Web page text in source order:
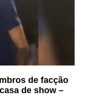
de facção
de show –